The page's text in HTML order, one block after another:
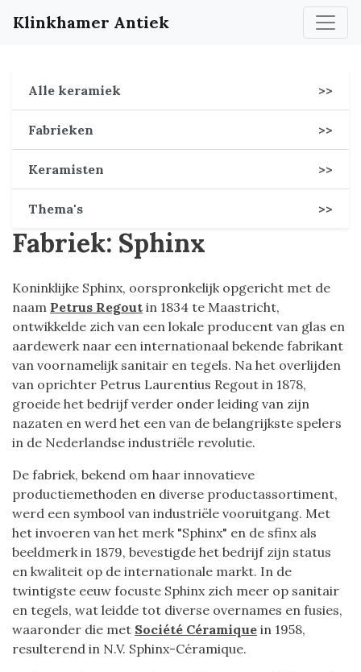
Klinkhamer Antiek
Alle keramiek >>
Fabrieken >>
Keramisten >>
Thema's >>
Fabriek: Sphinx
Koninklijke Sphinx, oorspronkelijk opgericht met de
naam Petrus Regout in 1834 te Maastricht,
ontwikkelde zich van een lokale producent van glas en
aardewerk naar een internationaal bekende fabrikant
van voornamelijk sanitair en tegels. Na het overlijden
van oprichter Petrus Laurentius Regout in 1878,
groeide het bedrijf verder onder leiding van zijn
nazaten en werd het een van de belangrijkste spelers
in de Nederlandse industriële revolutie.
De fabriek, bekend om haar innovatieve
productiemethoden en diverse productassortiment,
werd een symbool van industriële vooruitgang. Met
het invoeren van het merk "Sphinx" en de sfinx als
beeldmerk in 1879, bevestigde het bedrijf zijn status
en kwaliteit op de internationale markt. In de
twintigste eeuw focuste Sphinx zich meer op sanitair
en tegels, wat leidde tot diverse overnames en fusies,
waaronder die met Société Céramique in 1958,
resulterend in N.V. Sphinx-Céramique.